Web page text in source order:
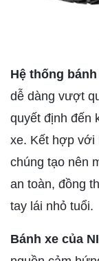
Hệ thống
dễ dàng vượt
quyết định đến
xe. Kết hợp với
chúng tạo nên
an toàn, đồng
tay lái nhỏ tuổi.
Bánh xe của